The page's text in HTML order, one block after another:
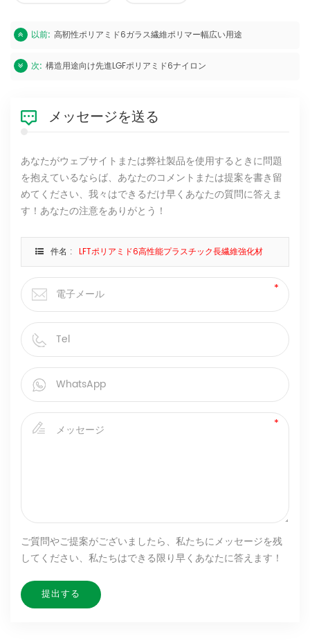
以前: 高靭性ポリアミド6ガラス繊維ポリマー幅広い用途
次: 構造用途向け先進LGFポリアミド6ナイロン
メッセージを送る
あなたがウェブサイトまたは弊社製品を使用するときに問題
を抱えているならば、あなたのコメントまたは提案を書き留
めてください、我々はできるだけ早くあなたの質問に答えま
す！あなたの注意をありがとう！
件名 : LFTポリアミド6高性能プラスチック長繊維強化材
ご質問やご提案がございましたら、私たちにメッセージを残
してください、私たちはできる限り早くあなたに答えます！